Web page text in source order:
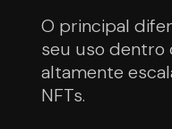
O principal
seu uso
altamente
NFTs.